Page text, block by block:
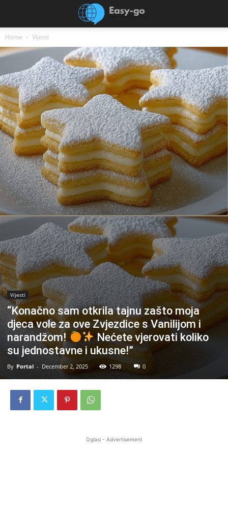
Home Vijesti
Vijesti
“Konačno sam otkrila tajnu zašto moja
djeca vole za ove Zvjezdice s Vanilijom i
narandžom!
Nećete vjerovati koliko
su jednostavne i ukusne!”
By Portal - December 2, 2025 1298 0
Oglasi - Advertisement